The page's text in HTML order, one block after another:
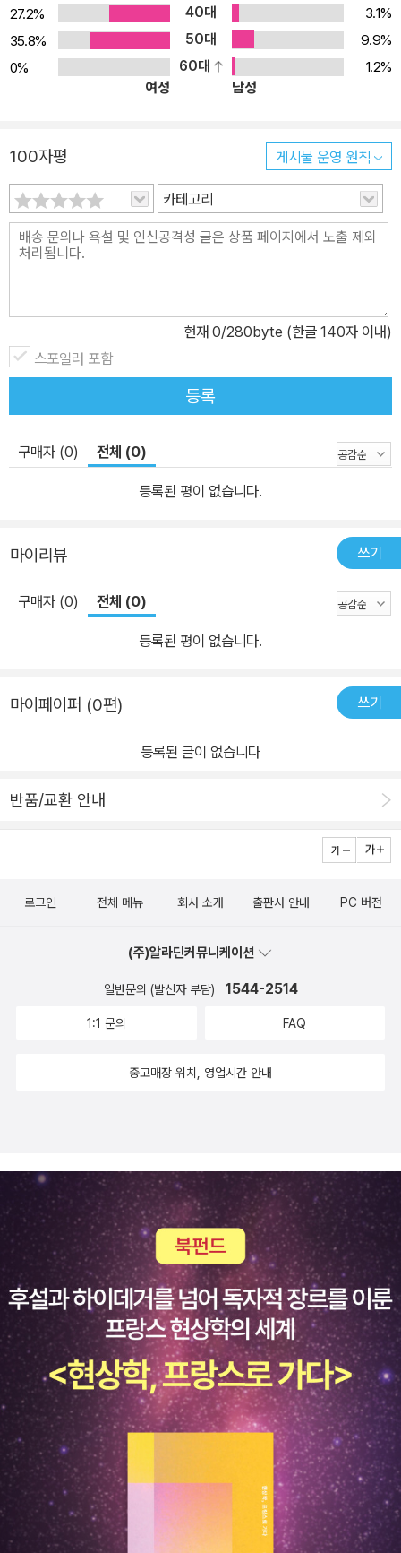
27.2%
40대
3.1%
35.8%
50대
9.9%
0%
60대
1.2%
여성
남성
100자평 게시물 운영 원칙
카테고리
현재 0/280byte (한글 140자 이내)
스포일러 포함
등록
구매자 (0) 전체 (0)
등록된 평이 없습니다.
마이리뷰 쓰기
구매자 (0) 전체 (0)
등록된 평이 없습니다.
마이페이퍼 (0편) 쓰기
등록된 글이 없습니다
반품/교환 안내
로그인 전체 메뉴 회사 소개 출판사 안내 PC 버전
(주)알라딘커뮤니케이션
일반문의 (발신자 부담) 1544-2514
1:1 문의 FAQ
중고매장 위치, 영업시간 안내